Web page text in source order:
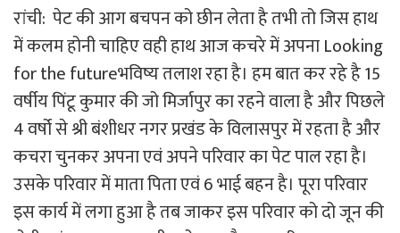
रांची: पेट की आग बचपन को छीन लेता है तभी तो जिस हाथ
में कलम होनी चाहिए वही हाथ आज कचरे में अपना Looking
for the futureभविष्य तलाश रहा है। हम बात कर रहे है 15
वर्षीय पिंटू कुमार की जो मिर्जापुर का रहने वाला है और पिछले
4 वर्षो से श्री बंशीधर नगर प्रखंड के विलासपुर में रहता है और
कचरा चुनकर अपना एवं अपने परिवार का पेट पाल रहा है।
उसके परिवार में माता पिता एवं 6 भाई बहन है। पूरा परिवार
इस कार्य में लगा हुआ है तब जाकर इस परिवार को दो जून की